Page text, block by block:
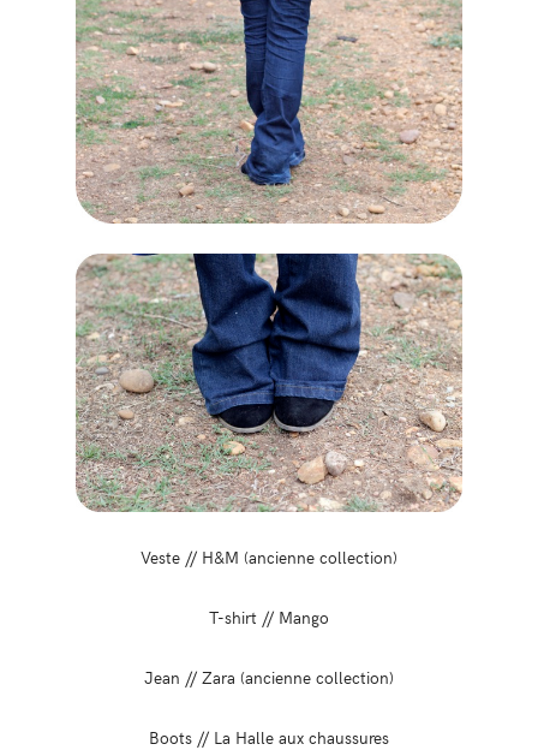
Veste // H&M (ancienne collection)
T-shirt // Mango
Jean // Zara (ancienne collection)
Boots // La Halle aux chaussures